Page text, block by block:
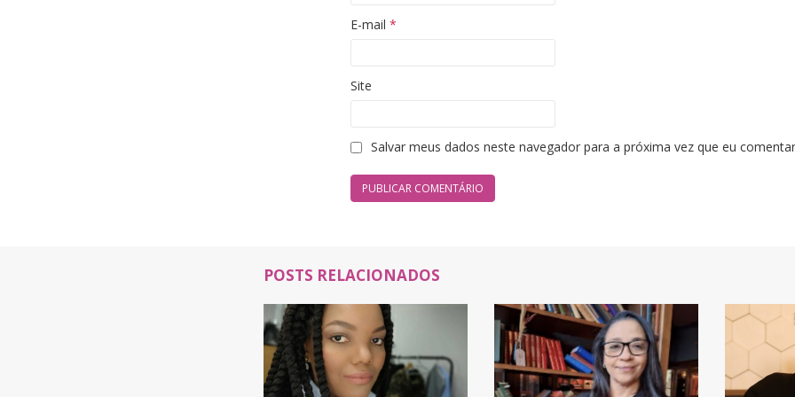
E-mail *
Site
Salvar meus dados neste navegador para a próxima vez que eu
POSTS RELACIONADOS